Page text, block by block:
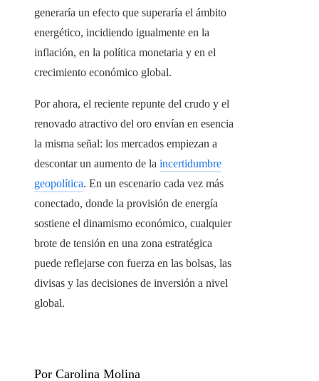
generaría un efecto que superaría el ámbito
energético, incidiendo igualmente en la
inflación, en la política monetaria y en el
crecimiento económico global.
Por ahora, el reciente repunte del crudo y el
renovado atractivo del oro envían en esencia
la misma señal: los mercados empiezan a
descontar un aumento de la incertidumbre
geopolítica. En un escenario cada vez más
conectado, donde la provisión de energía
sostiene el dinamismo económico, cualquier
brote de tensión en una zona estratégica
puede reflejarse con fuerza en las bolsas, las
divisas y las decisiones de inversión a nivel
global.
Por Carolina Molina